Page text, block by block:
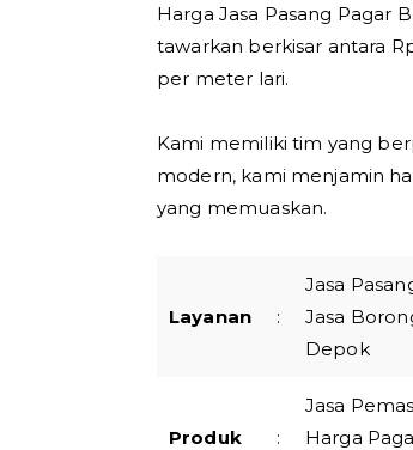
Harga Jasa Pasang Pagar
tawarkan berkisar antara
per meter lari.
Kami memiliki tim yang
modern, kami menjamin
yang memuaskan.
Layanan :
Jasa
Jasa
Depok
Produk :
Jasa
Harga